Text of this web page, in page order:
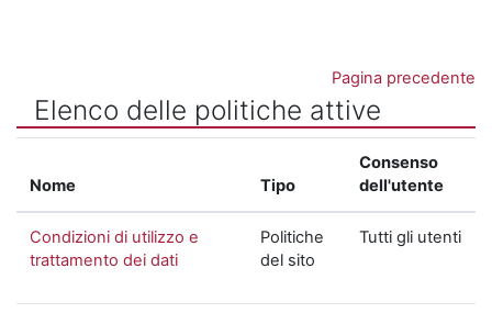
Pagina precedente
Elenco delle politiche attive
Nome Tipo
Consenso
dell'utente
Condizioni di utilizzo e
trattamento dei dati
Politiche
del sito
Tutti gli utenti